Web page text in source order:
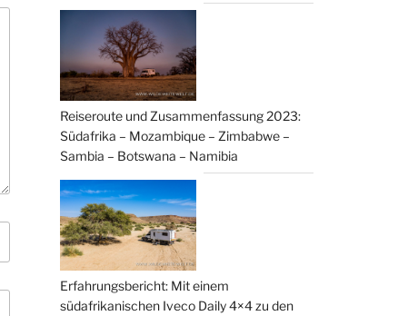
Reiseroute und Zusammenfassung 2023:
Südafrika – Mozambique – Zimbabwe –
Sambia – Botswana – Namibia
Erfahrungsbericht: Mit einem
südafrikanischen Iveco Daily 4×4 zu den